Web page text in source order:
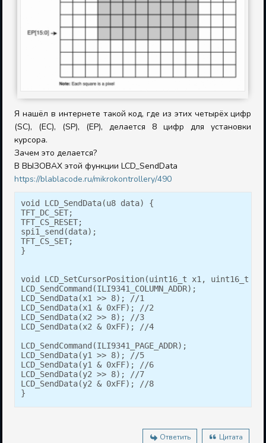
Я нашёл в интернете такой код, где из этих четырёх цифр
(SC), (EC), (SP), (EP), делается 8 цифр для установки
курсора.
Зачем это делается?
В ВЫЗОВАХ этой функции LCD_SendData
https://blablacode.ru/mikrokontrollery/490
void LCD_SendData(u8 data) {
TFT_DC_SET;
TFT_CS_RESET;
spi1_send(data);
TFT_CS_SET;
}
void LCD_SetCursorPosition(uint16_t x1, uint16_t
LCD_SendCommand(ILI9341_COLUMN_ADDR);
LCD_SendData(x1 >> 8); //1
LCD_SendData(x1 & 0xFF); //2
LCD_SendData(x2 >> 8); //3
LCD_SendData(x2 & 0xFF); //4
LCD_SendCommand(ILI9341_PAGE_ADDR);
LCD_SendData(y1 >> 8); //5
LCD_SendData(y1 & 0xFF); //6
LCD_SendData(y2 >> 8); //7
LCD_SendData(y2 & 0xFF); //8
}
Ответить Цитата